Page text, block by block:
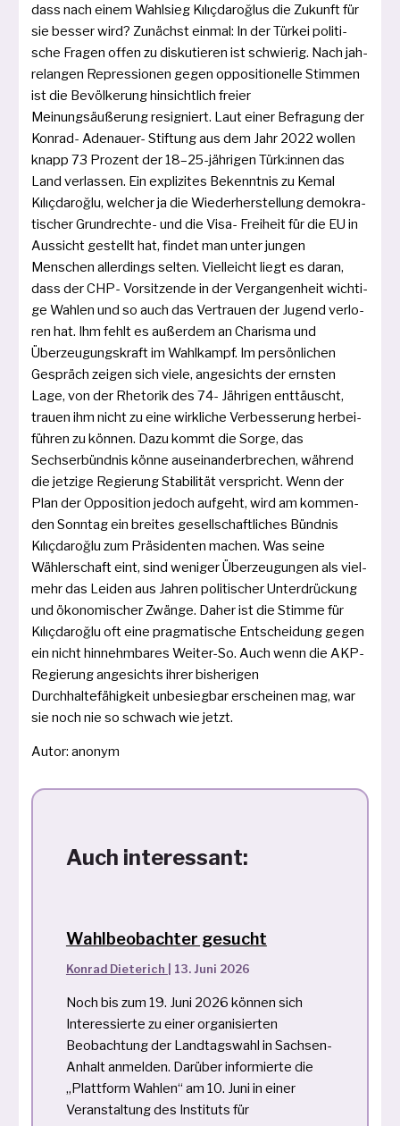
dass nach einem Wahlsieg Kılıçdaroğlus die Zukunft für
sie bes­ser wird? Zunächst ein­mal: In der Türkei poli­ti­
sche Fragen offen zu dis­ku­tie­ren ist schwie­rig. Nach jah­
re­lan­gen Repressionen gegen oppo­si­tio­nel­le Stimmen
ist die Bevölkerung hin­sicht­lich frei­er
Meinungsäußerung resi­gniert. Laut einer Befragung der
Konrad- Adenauer- Stiftung aus dem Jahr 2022 wol­len
knapp 73 Prozent der 18–25-jährigen Türk:innen das
Land ver­las­sen. Ein expli­zi­tes Bekenntnis zu Kemal
Kılıçdaroğlu, wel­cher ja die Wiederherstellung demo­kra­
ti­scher Grundrechte- und die Visa- Freiheit für die EU in
Aussicht gestellt hat, fin­det man unter jun­gen
Menschen aller­dings sel­ten. Vielleicht liegt es dar­an,
dass der CHP- Vorsitzende in der Vergangenheit wich­ti­
ge Wahlen und so auch das Vertrauen der Jugend ver­lo­
ren hat. Ihm fehlt es außer­dem an Charisma und
Überzeugungskraft im Wahlkampf. Im per­sön­li­chen
Gespräch zei­gen sich vie­le, ange­sichts der erns­ten
Lage, von der Rhetorik des 74- Jährigen ent­täuscht,
trau­en ihm nicht zu eine wirk­li­che Verbesserung her­bei­
füh­ren zu kön­nen. Dazu kommt die Sorge, das
Sechserbündnis kön­ne aus­ein­an­der­bre­chen, wäh­rend
die jet­zi­ge Regierung Stabilität ver­spricht. Wenn der
Plan der Opposition jedoch auf­geht, wird am kom­men­
den Sonntag ein brei­tes gesell­schaft­li­ches Bündnis
Kılıçdaroğlu zum Präsidenten machen. Was sei­ne
Wählerschaft eint, sind weni­ger Überzeugungen als viel­
mehr das Leiden aus Jahren poli­ti­scher Unterdrückung
und öko­no­mi­scher Zwänge. Daher ist die Stimme für
Kılıçdaroğlu oft eine prag­ma­ti­sche Entscheidung gegen
ein nicht hin­nehm­ba­res Weiter-So. Auch wenn die AKP-
Regierung ange­sichts ihrer bis­he­ri­gen
Durchhaltefähigkeit unbe­sieg­bar erschei­nen mag, war
sie noch nie so schwach wie jetzt.
Autor: anonym
Auch interessant:
Wahlbeobachter gesucht
Konrad Dieterich 13. Juni 2026
Noch bis zum 19. Juni 2026 können sich
Interessierte zu einer organisierten
Beobachtung der Landtagswahl in Sachsen-
Anhalt anmelden. Darüber informierte die
„Plattform Wahlen“ am 10. Juni in einer
Veranstaltung des Instituts für